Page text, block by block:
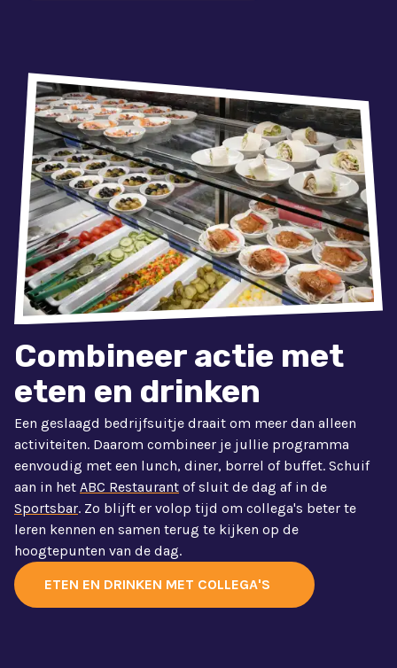
Combineer actie met
eten en drinken
Een geslaagd bedrijfsuitje draait om meer dan alleen
activiteiten. Daarom combineer je jullie programma
eenvoudig met een lunch, diner, borrel of buffet. Schuif
aan in het ABC Restaurant of sluit de dag af in de
Sportsbar. Zo blijft er volop tijd om collega's beter te
leren kennen en samen terug te kijken op de
hoogtepunten van de dag.
ETEN EN DRINKEN MET COLLEGA'S